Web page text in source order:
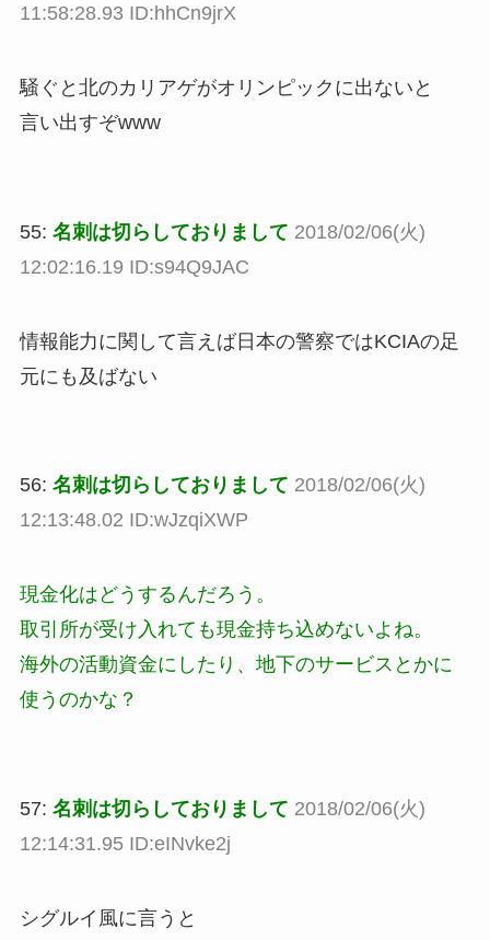
11:58:28.93 ID:hhCn9jrX
騒ぐと北のカリアゲがオリンピックに出ないと
言い出すぞwww
55: 名刺は切らしておりまして 2018/02/06(火)
12:02:16.19 ID:s94Q9JAC
情報能力に関して言えば日本の警察ではKCIAの足
元にも及ばない
56: 名刺は切らしておりまして 2018/02/06(火)
12:13:48.02 ID:wJzqiXWP
現金化はどうするんだろう。
取引所が受け入れても現金持ち込めないよね。
海外の活動資金にしたり、地下のサービスとかに
使うのかな？
57: 名刺は切らしておりまして 2018/02/06(火)
12:14:31.95 ID:eINvke2j
シグルイ風に言うと